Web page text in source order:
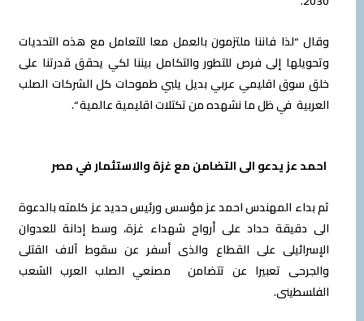
فاننا ملتزمون بالعمل معا للتعامل مع هذه التحديات
إلى فرص للتطور والتكامل بيننا لكي يحقق قدرتنا على
اقليمي عربي بديل يلبي طموحات كل الشركات الصلب
في ظل ما نشهده من تكتلات اقليمية عالمية “.
عز يدعو الى التضامن مع غزة والاستثمار في مصر
المهندس احمد عز مؤسس ورئيس حديد عز كلمته بالدعوة
حداد على أرواح شهداء غزة، وسط إدانة للعدوان
على القطاع والذى أسفر عن سقوط آلاف القتلى
تعبيرا عن تتضامن مصنعي الصلب العرب الشعب